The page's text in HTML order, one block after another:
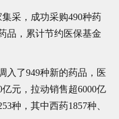
采，成功采购490种药
品，累计节约医保基金
入了949种新的药品，医
元，拉动销售超6000亿
种，其中西药1857种、